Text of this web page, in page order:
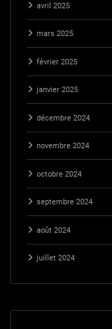
avril 2025
mars 2025
février 2025
janvier 2025
décembre 2024
novembre 2024
octobre 2024
septembre 2024
août 2024
juillet 2024